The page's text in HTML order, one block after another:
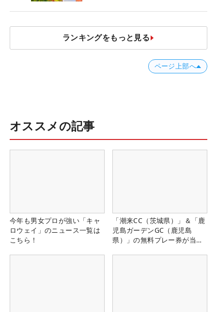
ランキングをもっと見る
ページ上部へ
オススメの記事
今年も男女プロが強い「キャ
ロウェイ」のニュース一覧は
こちら！
「潮来CC（茨城県）」＆「鹿
児島ガーデンGC（鹿児島
県）」の無料プレー券が当た